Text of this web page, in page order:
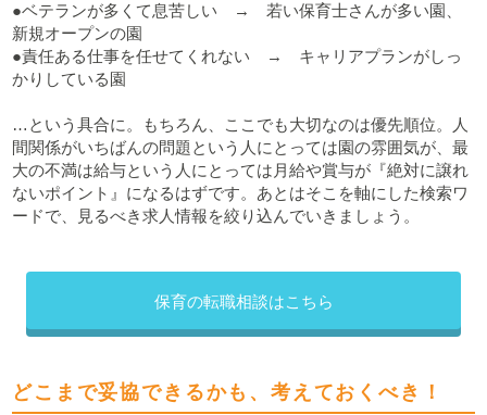
●ベテランが多くて息苦しい → 若い保育士さんが多い園、
新規オープンの園
●責任ある仕事を任せてくれない → キャリアプランがしっ
かりしている園
…という具合に。もちろん、ここでも大切なのは優先順位。人
間関係がいちばんの問題という人にとっては園の雰囲気が、最
大の不満は給与という人にとっては月給や賞与が『絶対に譲れ
ないポイント』になるはずです。あとはそこを軸にした検索ワ
ードで、見るべき求人情報を絞り込んでいきましょう。
保育の転職相談はこちら
どこまで妥協できるかも、考えておくべき！